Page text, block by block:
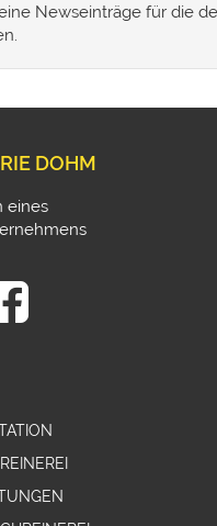
Newseinträge für die
DOHM
eines